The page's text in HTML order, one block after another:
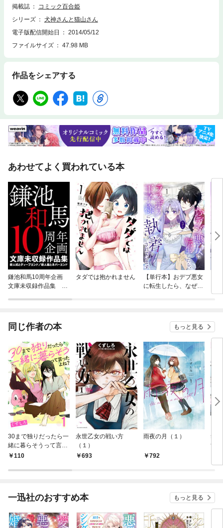
掲載誌
コミック百合姫
シリーズ
犬神さんと猫山さん
電子版配信開始日
2014/05/12
ファイルサイズ
47.98 MB
作品をシェアする
あわせてよく買われている本
鎌池和馬10周年企画
文庫未収録作品集 殺
タダでは抱かれません
【単行本】おデブ悪女
に転生したら、なぜか
同じ作者の本 もっと見る
30まで独りだったら一
緒に暮らそうって言っ
たよね？ 【連載版】１
110
永世乙女の戦い方
（１）
693
雨夜の月（１）
792
笑
す
一迅社のおすすめ本 もっと見る